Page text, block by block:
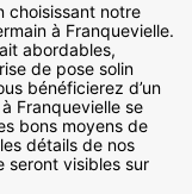
choisissant notre
à Franquevielle.
abordables,
de pose solin
bénéficierez d’un
Franquevielle se
bons moyens de
détails de nos
seront visibles sur